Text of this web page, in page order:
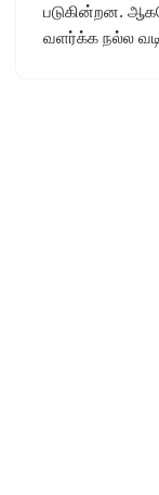
படுகின்றன.
வளர்க்க நல்ல